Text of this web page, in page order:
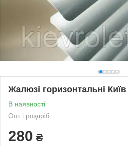
Жалюзі горизонтальні Київ
В наявності
Опт і роздріб
280 ₴